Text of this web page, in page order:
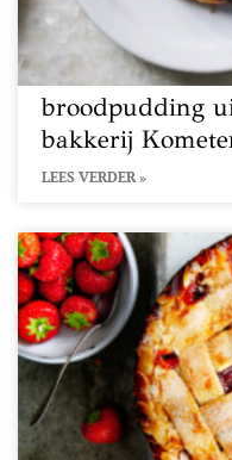
broodpudding
bakkerij
LEES VERDER »